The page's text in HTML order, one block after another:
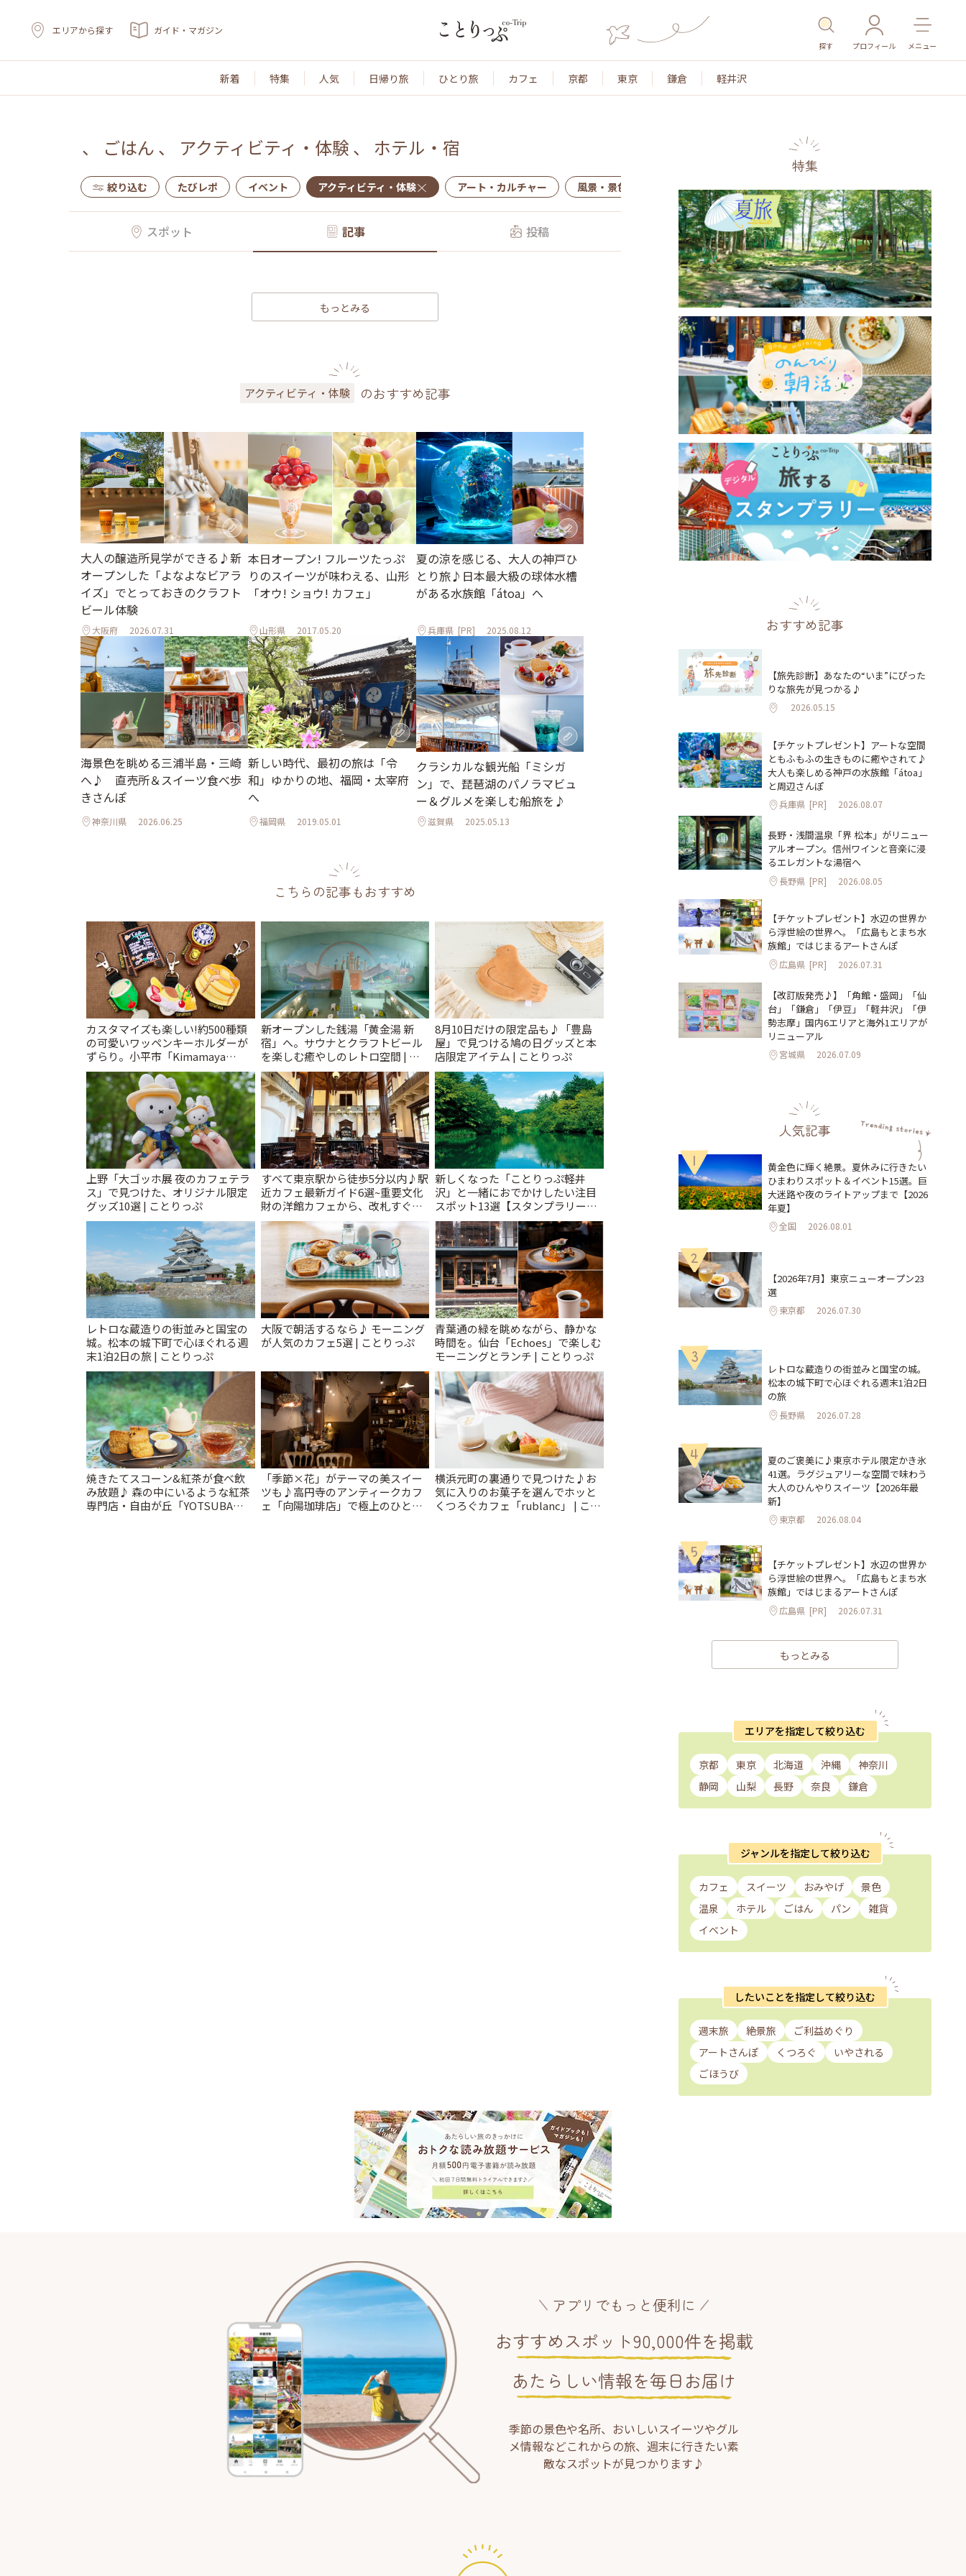
エリアから探す ガイド・マガジン
探す プロフィール メニュー
新着 特集 人気 日帰り旅 ひとり旅 カフェ 京都 東京 鎌倉 軽井沢
、 ごはん 、 アクティビティ・体験 、 ホテル・宿
絞り込む たびレポ イベント アクティビティ・体験 アート・カルチャー 風景・景色 名所・旧跡 温泉・スパ その他施設 ごはん
スポット 記事 投稿
もっとみる
アクティビティ・体験 のおすすめ記事
大人の醸造所見学ができる♪新
オープンした「よなよなビアラ
イズ」でとっておきのクラフト
ビール体験
大阪府 2026.07.31
本日オープン! フルーツたっぷ
りのスイーツが味わえる、山形
「オウ! ショウ! カフェ」
山形県 2017.05.20
夏の涼を感じる、大人の神戸ひ
とり旅♪日本最大級の球体水槽
がある水族館「átoa」へ
兵庫県[PR] 2025.08.12
海景色を眺める三浦半島・三崎
へ♪ 直売所＆スイーツ食べ歩
きさんぽ
神奈川県 2026.06.25
新しい時代、最初の旅は「令
和」ゆかりの地、福岡・太宰府
へ
福岡県 2019.05.01
クラシカルな観光船「ミシガ
ン」で、琵琶湖のパノラマビュ
ー＆グルメを楽しむ船旅を♪
滋賀県 2025.05.13
こちらの記事もおすすめ
カスタマイズも楽しい!約500種類
の可愛いワッペンキーホルダーが
ずらり。小平市「Kimamaya
T&K」 | ことりっぷ
新オープンした銭湯「黄金湯 新
宿」へ。サウナとクラフトビール
を楽しむ癒やしのレトロ空間 | こ
とりっぷ
8月10日だけの限定品も♪「豊島
屋」で見つける鳩の日グッズと本
店限定アイテム | ことりっぷ
上野「大ゴッホ展 夜のカフェテラ
ス」で見つけた、オリジナル限定
グッズ10選 | ことりっぷ
すべて東京駅から徒歩5分以内♪駅
近カフェ最新ガイド6選~重要文化
財の洋館カフェから、改札すぐの
レトロ喫茶まで~ | ことりっぷ
新しくなった「ことりっぷ軽井
沢」と一緒におでかけしたい注目
スポット13選【スタンプラリー開
催中】 | ことりっぷ
レトロな蔵造りの街並みと国宝の
城。松本の城下町で心ほぐれる週
末1泊2日の旅 | ことりっぷ
大阪で朝活するなら♪ モーニング
が人気のカフェ5選 | ことりっぷ
青葉通の緑を眺めながら、静かな
時間を。仙台「Echoes」で楽しむ
モーニングとランチ | ことりっぷ
焼きたてスコーン&紅茶が食べ飲
み放題♪ 森の中にいるような紅茶
専門店・自由が丘「YOTSUBA
「季節×花」がテーマの美スイー
ツも♪高円寺のアンティークカフ
ェ「向陽珈琲店」で極上のひと時
横浜元町の裏通りで見つけた♪お
気に入りのお菓子を選んでホッと
くつろぐカフェ「rublanc」 | こと
特集
おすすめ記事
【旅先診断】あなたの“いま”にぴった
りな旅先が見つかる♪
2026.05.15
【チケットプレゼント】アートな空間
ともふもふの生きものに癒やされて♪
大人も楽しめる神戸の水族館「átoa」
と周辺さんぽ
兵庫県 [PR] 2026.08.07
長野・浅間温泉「界 松本」がリニュー
アルオープン。信州ワインと音楽に浸
るエレガントな湯宿へ
長野県 [PR] 2026.08.05
【チケットプレゼント】水辺の世界か
ら浮世絵の世界へ。「広島もとまち水
族館」ではじまるアートさんぽ
広島県 [PR] 2026.07.31
【改訂版発売♪】「角館・盛岡」「仙
台」「鎌倉」「伊豆」「軽井沢」「伊
勢志摩」国内6エリアと海外1エリアが
リニューアル
宮城県 2026.07.09
人気記事
1
黄金色に輝く絶景。夏休みに行きたい
ひまわりスポット＆イベント15選。巨
大迷路や夜のライトアップまで【2026
年夏】
全国 2026.08.01
2
【2026年7月】東京ニューオープン23
選
東京都 2026.07.30
3
レトロな蔵造りの街並みと国宝の城。
松本の城下町で心ほぐれる週末1泊2日
の旅
長野県 2026.07.28
4
夏のご褒美に♪東京ホテル限定かき氷
41選。ラグジュアリーな空間で味わう
大人のひんやりスイーツ【2026年最
新】
東京都 2026.08.04
5
【チケットプレゼント】水辺の世界か
ら浮世絵の世界へ。「広島もとまち水
族館」ではじまるアートさんぽ
広島県 [PR] 2026.07.31
もっとみる
エリアを指定して絞り込む
京都 東京 北海道 沖縄
神奈川
静岡
山梨 長野 奈良 鎌倉
ジャンルを指定して絞り込む
カフェ スイーツ おみやげ
景色
温泉
ホテル ごはん パン
雑貨
イベント
したいことを指定して絞り込む
週末旅 絶景旅
ご利益めぐり
アートさんぽ
くつろぐ
いやされる
ごほうび
アプリでもっと便利に
おすすめスポット90,000件を掲載
あたらしい情報を毎日お届け
季節の景色や名所、おいしいスイーツやグル
メ情報などこれからの旅、週末に行きたい素
敵なスポットが見つかります♪